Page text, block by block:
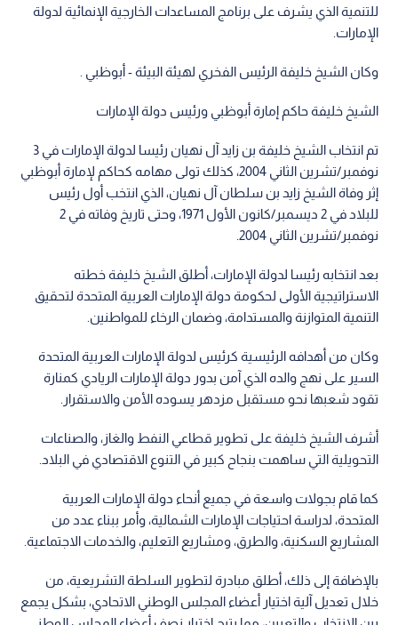
للتنمية الذي يشرف على برنامج المساعدات الخارجية الإنمائية لدولة
الإمارات.
وكان الشيخ خليفة الرئيس الفخري لهيئة البيئة - أبوظبي .
الشيخ خليفة حاكم إمارة أبوظبي ورئيس دولة الإمارات
تم انتخاب الشيخ خليفة بن زايد آل نهيان رئيسا لدولة الإمارات في 3
نوفمبر/تشرين الثاني 2004، كذلك تولى مهامه كحاكم لإمارة أبوظبي
إثر وفاة الشيخ زايد بن سلطان آل نهيان، الذي انتخب أول رئيس
للبلاد في 2 ديسمبر/كانون الأول 1971، وحتى تاريخ وفاته في 2
نوفمبر/تشرين الثاني 2004.
بعد انتخابه رئيسا لدولة الإمارات، أطلق الشيخ خليفة خطته
الاستراتيجية الأولى لحكومة دولة الإمارات العربية المتحدة لتحقيق
التنمية المتوازنة والمستدامة، وضمان الرخاء للمواطنين.
وكان من أهدافه الرئيسية كرئيس لدولة الإمارات العربية المتحدة
السير على نهج والده الذي آمن بدور دولة الإمارات الريادي كمنارة
تقود شعبها نحو مستقبل مزدهر يسوده الأمن والاستقرار.
أشرف الشيخ خليفة على تطوير قطاعي النفط والغاز، والصناعات
التحويلية التي ساهمت بنجاح كبير في التنوع الاقتصادي في البلاد.
كما قام بجولات واسعة في جميع أنحاء دولة الإمارات العربية
المتحدة، لدراسة احتياجات الإمارات الشمالية، وأمر ببناء عدد من
المشاريع السكنية، والطرق، ومشاريع التعليم، والخدمات الاجتماعية.
بالإضافة إلى ذلك، أطلق مبادرة لتطوير السلطة التشريعية، من
خلال تعديل آلية اختيار أعضاء المجلس الوطني الاتحادي، بشكل يجمع